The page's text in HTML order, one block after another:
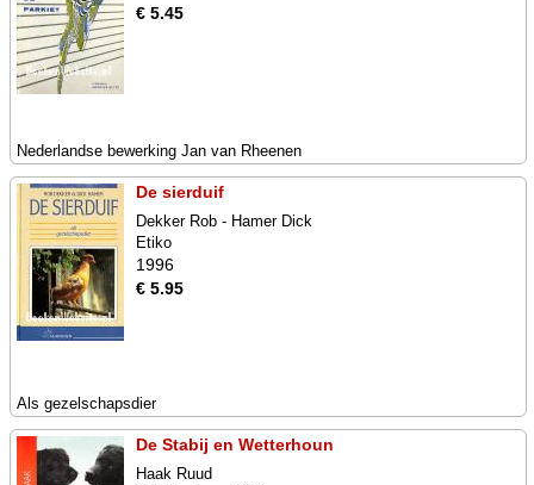
€ 5.45
Nederlandse bewerking Jan van Rheenen
De sierduif
Dekker Rob - Hamer Dick
Etiko
1996
€ 5.95
Als gezelschapsdier
De Stabij en Wetterhoun
Haak Ruud